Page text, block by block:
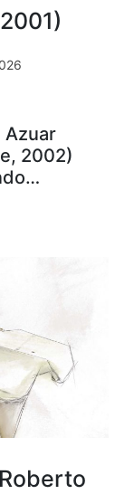
Azuar
2002)